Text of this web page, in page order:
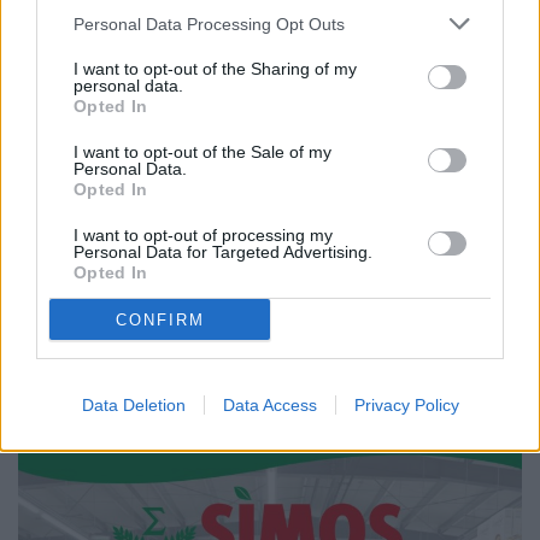
Personal Data Processing Opt Outs
I want to opt-out of the Sharing of my
personal data.
Opted In
I want to opt-out of the Sale of my
Personal Data.
Opted In
I want to opt-out of processing my
Personal Data for Targeted Advertising.
Opted In
CONFIRM
Data Deletion Data Access Privacy Policy
04.05.2025
Alegeri prezidențiale 2025.
sunt cei care decid cine intră în
turul al doilea?